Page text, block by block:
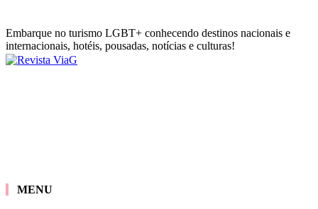
Embarque no turismo LGBT+ conhecendo destinos nacionais e
internacionais, hotéis, pousadas, notícias e culturas!
MENU